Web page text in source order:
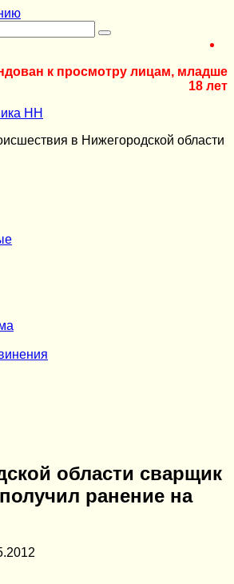
к просмотру лицам, младше
18 лет
НН
в Нижегородской области
области сварщик
ранение на